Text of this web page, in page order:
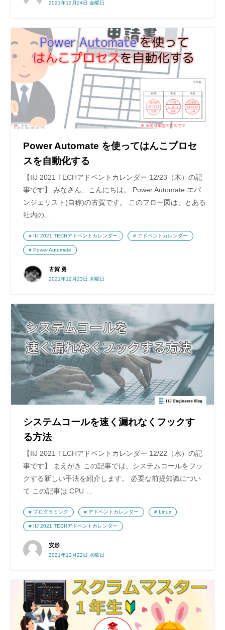
2021年12月24日 金曜日
Power Automate を使ってはんこプロセ
スを自動化する
【IIJ 2021 TECHアドベントカレンダー 12/23（木）の記
事です】 みなさん、こんにちは。 Power Automate エバ
ンジェリスト(自称)の古賀です。 このフロー図は、とある
社内の…
古賀 勇
2021年12月23日 木曜日
IIJ 2021 TECHアドベントカレンダー アドベントカレンダー
Power Automate
システムコールを速く漏れなくフックす
る方法
【IIJ 2021 TECHアドベントカレンダー 12/22（水）の記
事です】 まえがき この記事では、システムコールをフッ
クする新しい手法を紹介します。 必要な前提知識につい
て この記事は CPU …
安形
2021年12月22日 水曜日
プログラミング アドベントカレンダー Linux
IIJ 2021 TECHアドベントカレンダー